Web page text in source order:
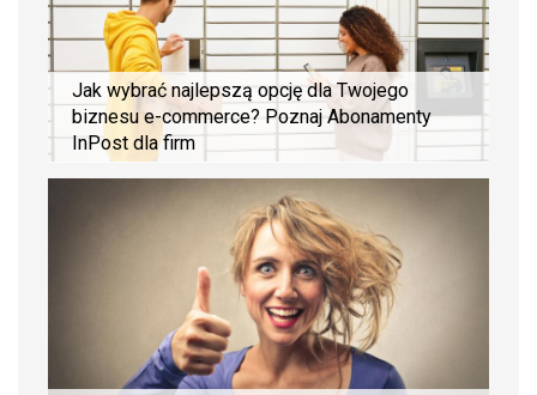
Jak wybrać najlepszą opcję dla Twojego
biznesu e-commerce? Poznaj Abonamenty
InPost dla firm